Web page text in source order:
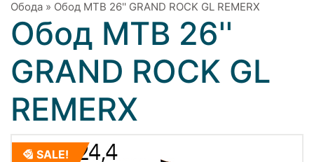
Обода » Обод МТВ 26'' GRAND ROCK GL REMERX
Обод МТВ 26''
GRAND ROCK GL
REMERX
SALE!